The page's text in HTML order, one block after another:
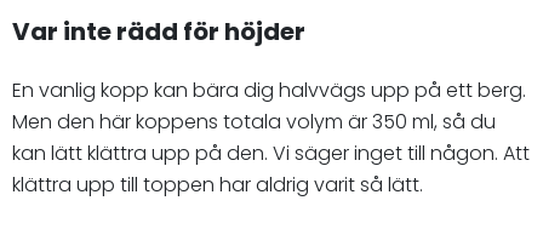
Var inte rädd för höjder
En vanlig kopp kan bära dig halvvägs upp på ett berg.
Men den här koppens totala volym är 350 ml, så du
kan lätt klättra upp på den. Vi säger inget till någon. Att
klättra upp till toppen har aldrig varit så lätt.